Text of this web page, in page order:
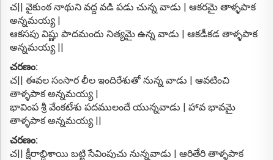
చ|| వైకుంఠ నాథుని వద్ద వడి పడు చున్న వాడు | ఆకరమై తాళ్ళపాక
అన్నమయ్య |
ఆకసపు విష్ణు పాదమందు నిత్యమై ఉన్న వాడు | ఆకడీకడ తాళ్ళపాక
అన్నమయ్య ||
చరణం:
చ|| ఈవల సంసార లీల ఇందిరేశుతో నున్న వాడు | ఆవటించి
తాళ్ళపాక అన్నమయ్య |
భావింప శ్రీ వేంకటేశు పదములందే యున్నవాడు | హావ భావమై
తాళ్ళపాక అన్నమయ్య ||
చరణం:
చ|| క్షీరాబ్ధిశాయి బట్టి సేవింపుచు నున్నవాడు | ఆరితేరి తాళ్ళపాక